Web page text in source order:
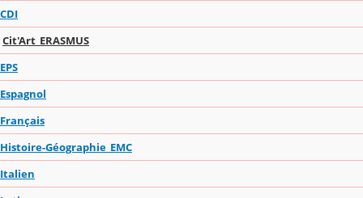
CDI
Cit'Art_ERASMUS
EPS
Espagnol
Français
Histoire-Géographie_EMC
Italien